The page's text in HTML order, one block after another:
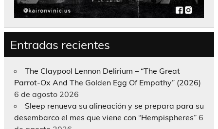
Entradas recientes
The Claypool Lennon Delirium – “The Great
Parrot-Ox And The Golden Egg Of Empathy” (2026)
6 de agosto 2026
Sleep renueva su alineación y se prepara para su
desembarco el mes que viene con “Hempispheres” 6